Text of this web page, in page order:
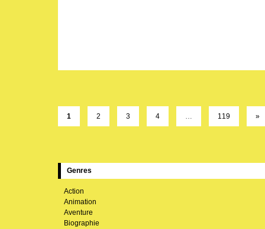
1 2 3 4 … 119 »
Genres
Action
Animation
Aventure
Biographie